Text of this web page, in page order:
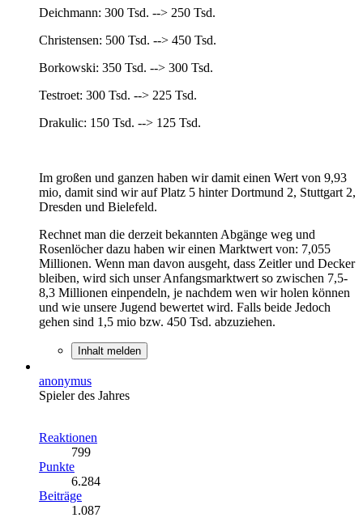
Deichmann: 300 Tsd. --> 250 Tsd.
Christensen: 500 Tsd. --> 450 Tsd.
Borkowski: 350 Tsd. --> 300 Tsd.
Testroet: 300 Tsd. --> 225 Tsd.
Drakulic: 150 Tsd. --> 125 Tsd.
Im großen und ganzen haben wir damit einen Wert von 9,93
mio, damit sind wir auf Platz 5 hinter Dortmund 2, Stuttgart 2,
Dresden und Bielefeld.
Rechnet man die derzeit bekannten Abgänge weg und
Rosenlöcher dazu haben wir einen Marktwert von: 7,055
Millionen. Wenn man davon ausgeht, dass Zeitler und Decker
bleiben, wird sich unser Anfangsmarktwert so zwischen 7,5-
8,3 Millionen einpendeln, je nachdem wen wir holen können
und wie unsere Jugend bewertet wird. Falls beide Jedoch
gehen sind 1,5 mio bzw. 450 Tsd. abzuziehen.
Inhalt melden
anonymus
Spieler des Jahres
Reaktionen
799
Punkte
6.284
Beiträge
1.087